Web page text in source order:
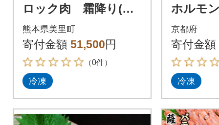
ロック肉 霜降り(中
トロ)500g(美里町)
熊本県美里町
寄付金額 51,500円
（0件）
冷凍
ホルモ
マチョ
モン 自
焼き 1kg
京都府
寄付金額
冷凍